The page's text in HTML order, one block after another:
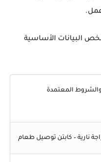
البيانات الأساسية
والشروط المعتمدة
نارية – كابتن توصيل طعام